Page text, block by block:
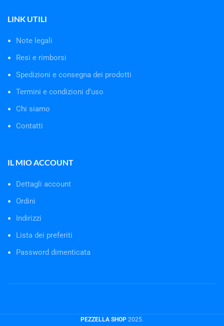
LINK UTILI
Note legali
Resi e rimborsi
Spedizioni e consegna dei prodotti
Termini e condizioni d’uso
Chi siamo
Contatti
IL MIO ACCOUNT
Dettagli account
Ordini
Indirizzi
Lista dei preferiti
Password dimenticata
PEZZELLA SHOP 2025.